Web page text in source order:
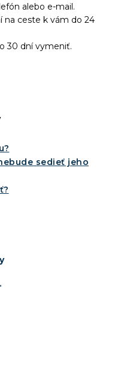
alebo e-mail.
na ceste k vám do 24
30 dní vymeniť.
sedieť jeho